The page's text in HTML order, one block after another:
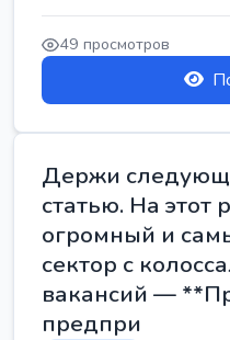
...
49 просмотров
Держи
статью. На этот
огромный и
сектор с
вакансий —
предпри